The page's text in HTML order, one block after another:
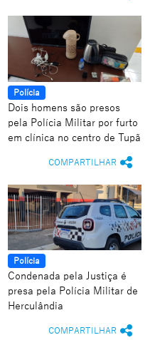
Polícia
Dois homens são presos
pela Polícia Militar por furto
em clínica no centro de Tupã
COMPARTILHAR
Polícia
Condenada pela Justiça é
presa pela Polícia Militar de
Herculândia
COMPARTILHAR